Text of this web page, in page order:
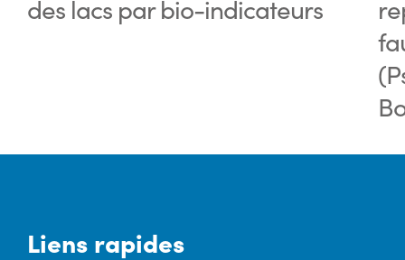
des lacs par bio-indicateurs
Liens rapides